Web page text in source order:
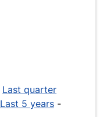
Last quarter
Last 5 years -